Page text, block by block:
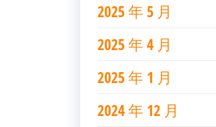
2025 年 5 月
2025 年 4 月
2025 年 1 月
2024 年 12 月